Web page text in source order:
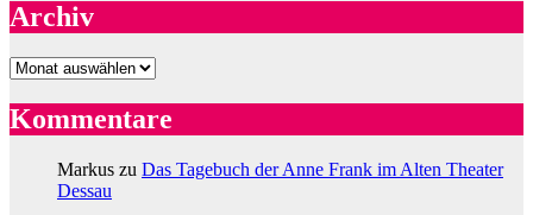
Archiv
Archiv
Kommentare
Markus zu Das Tagebuch der Anne Frank im Alten Theater
Dessau